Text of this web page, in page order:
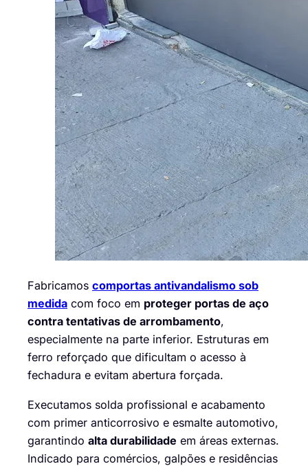
Fabricamos comportas antivandalismo sob
medida com foco em proteger portas de aço
contra tentativas de arrombamento,
especialmente na parte inferior. Estruturas em
ferro reforçado que dificultam o acesso à
fechadura e evitam abertura forçada.
Executamos solda profissional e acabamento
com primer anticorrosivo e esmalte automotivo,
garantindo alta durabilidade em áreas externas.
Indicado para comércios, galpões e residências